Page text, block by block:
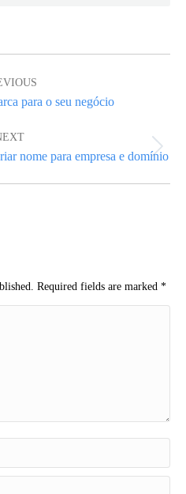
Previous
post:
para o seu negócio
Nextnome para empresa e domínio
Required fields are marked *